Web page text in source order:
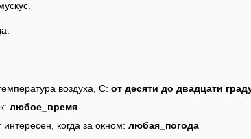
воздуха, С: от десяти до двадцати
любое_время
когда за окном: любая_погода